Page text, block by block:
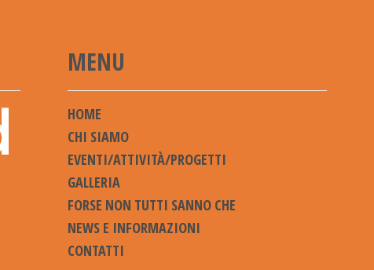
MENU
HOME
CHI SIAMO
EVENTI/ATTIVITÀ/PROGETTI
GALLERIA
FORSE NON TUTTI SANNO CHE
NEWS E INFORMAZIONI
CONTATTI